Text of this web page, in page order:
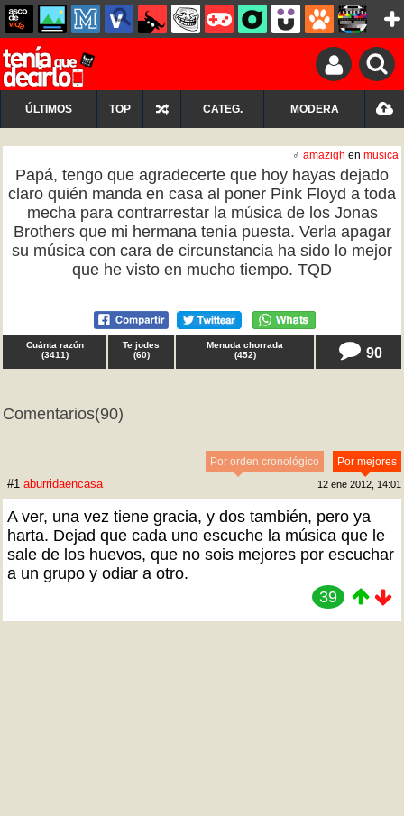
ÚLTIMOS TOP CATEG. MODERA
♂ amazigh en musica
Papá, tengo que agradecerte que hoy hayas dejado
claro quién manda en casa al poner Pink Floyd a toda
mecha para contrarrestar la música de los Jonas
Brothers que mi hermana tenía puesta. Verla apagar
su música con cara de circunstancia ha sido lo mejor
que he visto en mucho tiempo. TQD
Cuánta razón
(3411)
Te jodes
(60)
Menuda chorrada
(452) 90
Comentarios(90)
Por mejores
Por orden cronológico
#1 aburridaencasa 12 ene 2012, 14:01
A ver, una vez tiene gracia, y dos también, pero ya
harta. Dejad que cada uno escuche la música que le
sale de los huevos, que no sois mejores por escuchar
a un grupo y odiar a otro.
39